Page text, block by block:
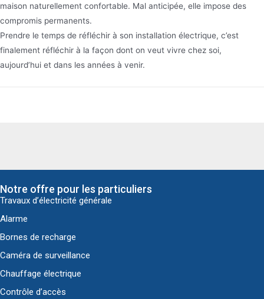
maison naturellement confortable. Mal anticipée, elle impose des
compromis permanents.
Prendre le temps de réfléchir à son installation électrique, c’est
finalement réfléchir à la façon dont on veut vivre chez soi,
aujourd’hui et dans les années à venir.
Notre offre pour les particuliers
Travaux d’électricité générale
Alarme
Bornes de recharge
Caméra de surveillance
Chauffage électrique
Contrôle d’accès